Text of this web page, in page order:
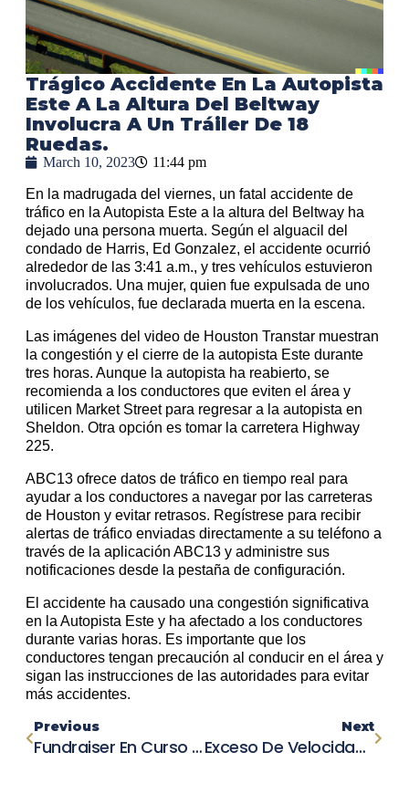
Trágico Accidente En La Autopista
Este A La Altura Del Beltway
Involucra A Un Tráiler De 18
Ruedas.
March 10, 2023 11:44 pm
En la madrugada del viernes, un fatal accidente de
tráfico en la Autopista Este a la altura del Beltway ha
dejado una persona muerta. Según el alguacil del
condado de Harris, Ed Gonzalez, el accidente ocurrió
alrededor de las 3:41 a.m., y tres vehículos estuvieron
involucrados. Una mujer, quien fue expulsada de uno
de los vehículos, fue declarada muerta en la escena.
Las imágenes del video de Houston Transtar muestran
la congestión y el cierre de la autopista Este durante
tres horas. Aunque la autopista ha reabierto, se
recomienda a los conductores que eviten el área y
utilicen Market Street para regresar a la autopista en
Sheldon. Otra opción es tomar la carretera Highway
225.
ABC13 ofrece datos de tráfico en tiempo real para
ayudar a los conductores a navegar por las carreteras
de Houston y evitar retrasos. Regístrese para recibir
alertas de tráfico enviadas directamente a su teléfono a
través de la aplicación ABC13 y administre sus
notificaciones desde la pestaña de configuración.
El accidente ha causado una congestión significativa
en la Autopista Este y ha afectado a los conductores
durante varias horas. Es importante que los
conductores tengan precaución al conducir en el área y
sigan las instrucciones de las autoridades para evitar
más accidentes.
Previous
Fundraiser En Curso Para Ayudar A La Familia De La Joven Bailarina Fallecida En East Bay
Next
Exceso De Velocidad Es La Causa De Un Fatal Accidente Automovilístico En El Noreste De Filadelfia.